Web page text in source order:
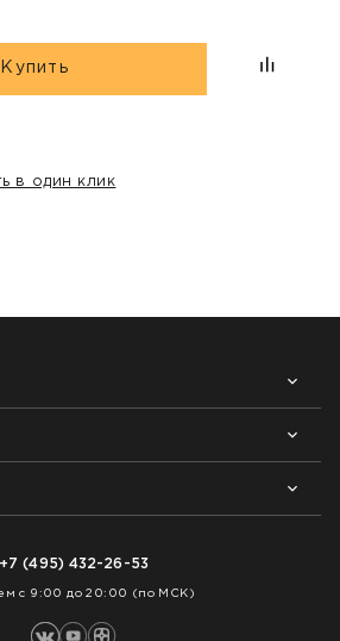
Купить
в один клик
+7 (495) 432-26-53
с 9:00 до 20:00 (по МСК)